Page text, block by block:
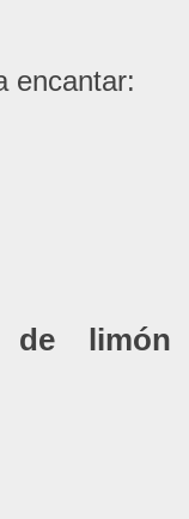
encantar:
de limón